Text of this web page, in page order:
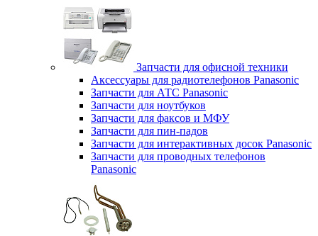
Запчасти для офисной техники
Аксессуары для радиотелефонов Panasonic
Запчасти для АТС Panasonic
Запчасти для ноутбуков
Запчасти для факсов и МФУ
Запчасти для пин-падов
Запчасти для интерактивных досок Panasonic
Запчасти для проводных телефонов
Panasonic